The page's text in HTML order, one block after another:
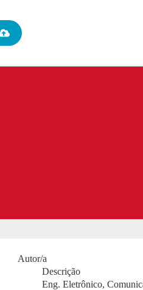
Autor/a
Descrição
Eng. Eletrônico,